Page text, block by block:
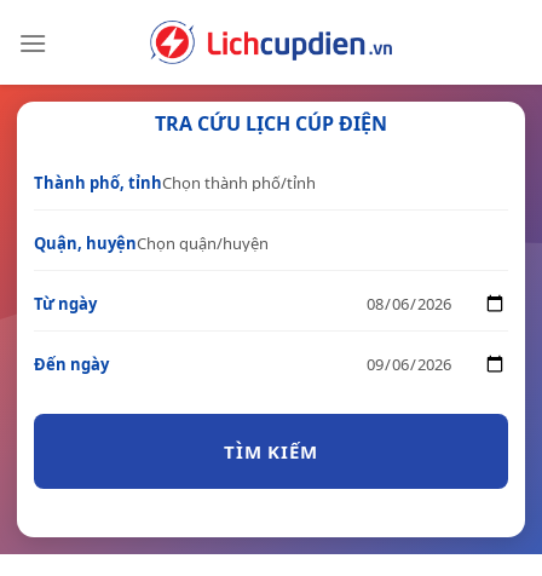
TRA CỨU LỊCH CÚP ĐIỆN
Thành phố, tỉnh
Quận, huyện
Từ ngày
Đến ngày
TÌM KIẾM